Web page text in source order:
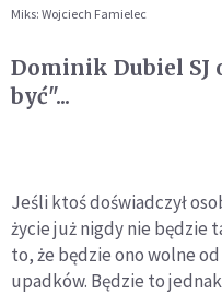
Miks: Wojciech Famielec
Dominik Dubiel SJ
być"...
Jeśli ktoś doświadczył
życie już nigdy nie będzie
to, że będzie ono wolne
upadków. Będzie to